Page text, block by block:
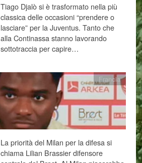
Tiago Djalò si è trasformato nella più
classica delle occasioni “prendere o
lasciare” per la Juventus. Tanto che
alla Continassa stanno lavorando
sottotraccia per capire…
Francia
La priorità del Milan per la difesa si
chiama Lilian Brassier difensore